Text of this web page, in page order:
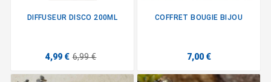
DIFFUSEUR DISCO 200ML
4,99 € 6,99 €
COFFRET BOUGIE BIJOU
7,00 €